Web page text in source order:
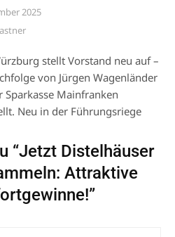
2025
stellt Vorstand neu auf –
von Jürgen Wagenländer
Sparkasse Mainfranken
Neu in der Führungsriege
“Jetzt Distelhäuser
Attraktive
”